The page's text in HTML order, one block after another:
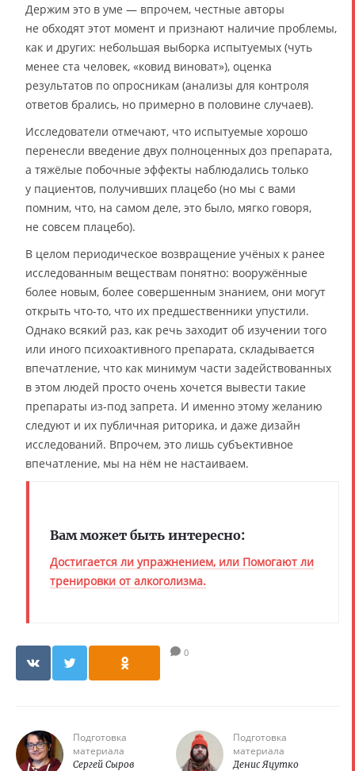
Держим это в уме — впрочем, честные авторы
не обходят этот момент и признают наличие проблемы,
как и других: небольшая выборка испытуемых (чуть
менее ста человек, «ковид виноват»), оценка
результатов по опросникам (анализы для контроля
ответов брались, но примерно в половине случаев).
Исследователи отмечают, что испытуемые хорошо
перенесли введение двух полноценных доз препарата,
а тяжёлые побочные эффекты наблюдались только
у пациентов, получивших плацебо (но мы с вами
помним, что, на самом деле, это было, мягко говоря,
не совсем плацебо).
В целом периодическое возвращение учёных к ранее
исследованным веществам понятно: вооружённые
более новым, более совершенным знанием, они могут
открыть что-то, что их предшественники упустили.
Однако всякий раз, как речь заходит об изучении того
или иного психоактивного препарата, складывается
впечатление, что как минимум части задействованных
в этом людей просто очень хочется вывести такие
препараты из-под запрета. И именно этому желанию
следуют и их публичная риторика, и даже дизайн
исследований. Впрочем, это лишь субъективное
впечатление, мы на нём не настаиваем.
Вам может быть интересно:
Достигается ли упражнением, или Помогают ли
тренировки от алкоголизма.
0
Подготовка
материала
Сергей Сыров
Подготовка
материала
Денис Яцутко